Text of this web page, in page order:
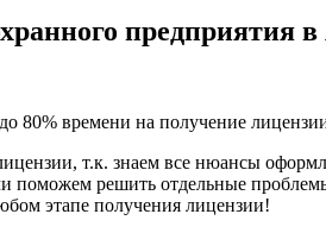
предприятия
80% времени на получение
т.к. знаем все нюансы
поможем решить отдельные
этапе получения лицензии!